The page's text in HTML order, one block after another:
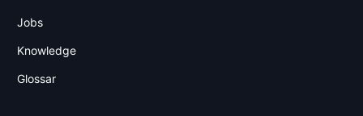
Jobs
Knowledge
Glossar